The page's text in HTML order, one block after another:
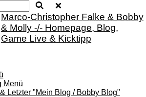
Marco-Christopher Falke & Bobby
& Molly -/- Homepage, Blog,
Game Live & Kicktipp
Menü
Letzter "Mein Blog / Bobby Blog"